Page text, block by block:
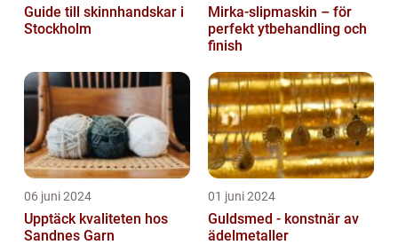
Guide till skinnhandskar i
Stockholm
Mirka-slipmaskin – för
perfekt ytbehandling och
finish
06 juni 2024
Upptäck kvaliteten hos
Sandnes Garn
01 juni 2024
Guldsmed - konstnär av
ädelmetaller